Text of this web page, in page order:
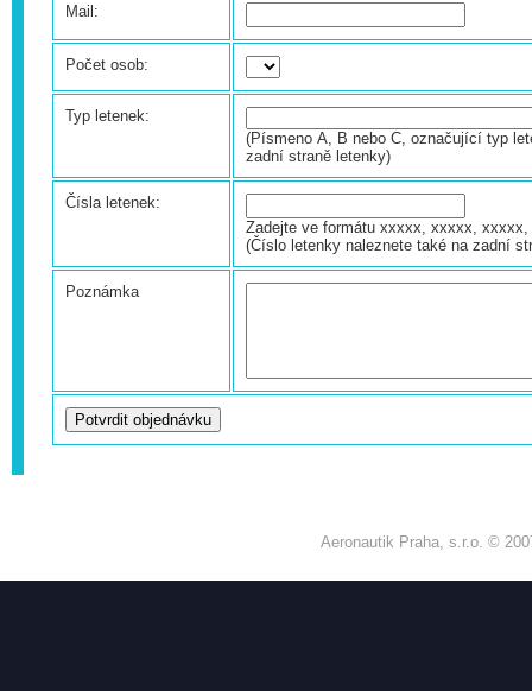
Mail:
Počet osob:
Typ letenek:
(Písmeno A, B nebo C, označující typ
zadní straně letenky)
Čísla letenek:
Zadejte ve formátu xxxxx, xxxxx, xxxxx,
(Číslo letenky naleznete také na zadní
Poznámka
Aeronautik Praha, s.r.o. ©